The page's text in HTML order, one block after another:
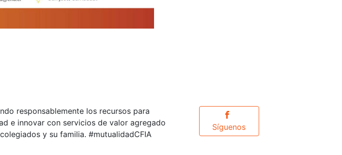
responsablemente los recursos para
e innovar con servicios de valor agregado
y su familia. #mutualidadCFIA
Síguenos